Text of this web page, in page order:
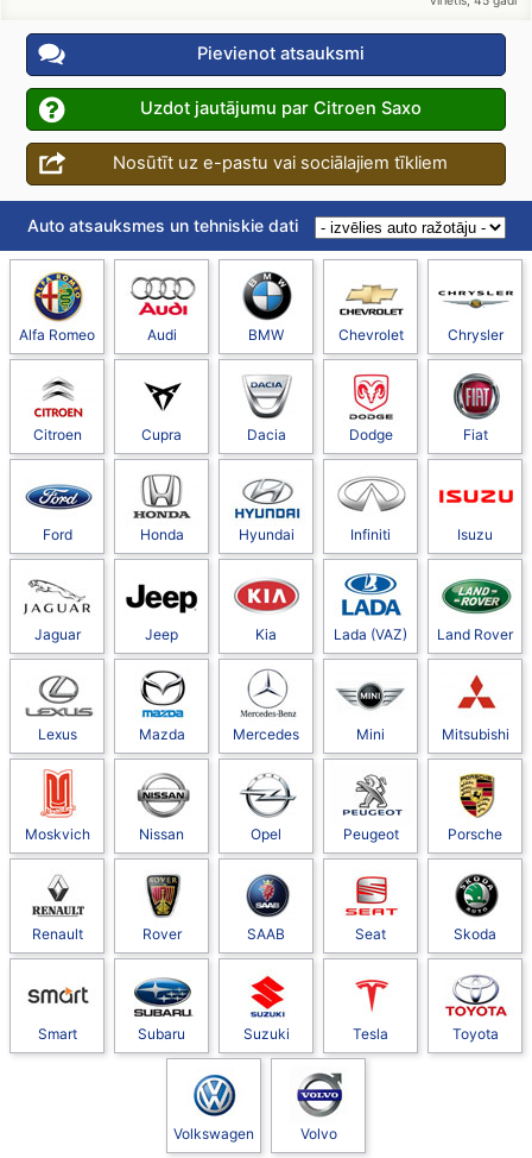
Pievienot atsauksmi
Uzdot jautājumu par Citroen Saxo
Nosūtīt uz e-pastu vai sociālajiem tīkliem
Auto atsauksmes un tehniskie dati
Alfa Romeo Audi BMW Chevrolet Chrysler
Citroen Cupra Dacia Dodge Fiat
Ford Honda Hyundai Infiniti Isuzu
Jaguar Jeep Kia Lada (VAZ) Land Rover
Lexus Mazda Mercedes Mini Mitsubishi
Moskvich Nissan Opel Peugeot Porsche
Renault Rover SAAB Seat Skoda
Smart Subaru Suzuki Tesla Toyota
Volkswagen Volvo